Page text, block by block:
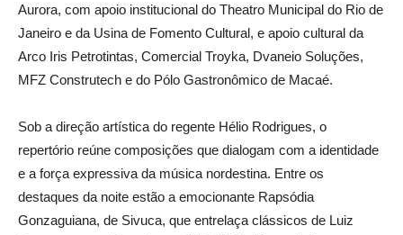
Aurora, com apoio institucional do Theatro Municipal do Rio de
Janeiro e da Usina de Fomento Cultural, e apoio cultural da
Arco Iris Petrotintas, Comercial Troyka, Dvaneio Soluções,
MFZ Construtech e do Pólo Gastronômico de Macaé.
Sob a direção artística do regente Hélio Rodrigues, o
repertório reúne composições que dialogam com a identidade
e a força expressiva da música nordestina. Entre os
destaques da noite estão a emocionante Rapsódia
Gonzaguiana, de Sivuca, que entrelaça clássicos de Luiz